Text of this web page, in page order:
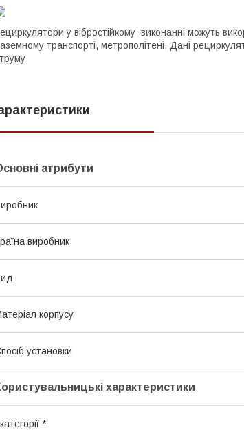
у вібростійкому виконанні можуть
транспорті, метрополітені. Дані
атрибути
виробник
корпусу
установки
характеристики
*